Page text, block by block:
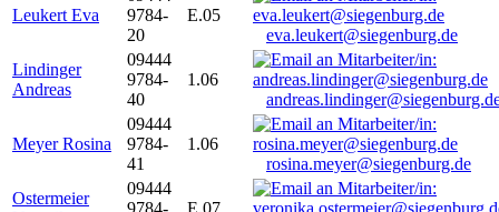
Leukert Eva
9784-
20
E.05
eva.leukert@siegenburg.de
Lindinger
Andreas
09444
9784-
40
1.06
Meyer Rosina
09444
9784-
41
1.06
rosina.meyer@siegenburg.de
Ostermeier
09444